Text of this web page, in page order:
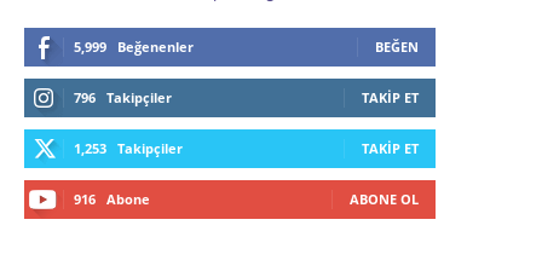
5,999 Beğenenler BEĞEN
796 Takipçiler TAKIP ET
1,253 Takipçiler TAKIP ET
916 Abone ABONE OL